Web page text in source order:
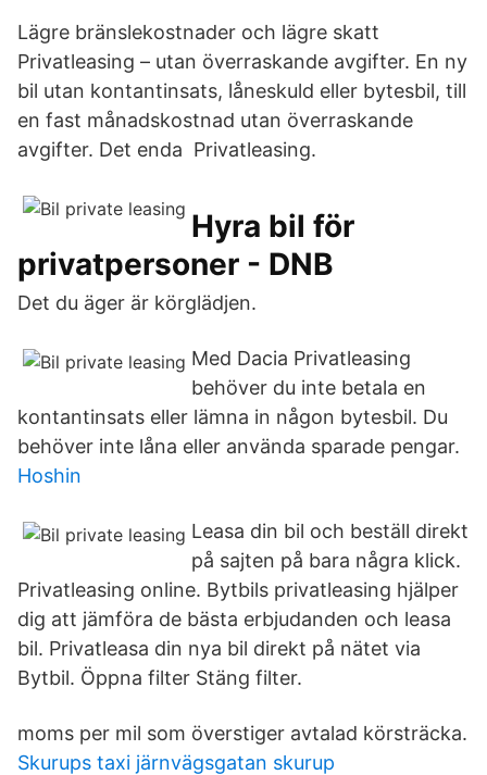
Lägre bränslekostnader och lägre skatt
Privatleasing – utan överraskande avgifter. En ny
bil utan kontantinsats, låneskuld eller bytesbil, till
en fast månadskostnad utan överraskande
avgifter. Det enda Privatleasing.
Hyra bil för
privatpersoner - DNB
Det du äger är körglädjen.
Med Dacia Privatleasing
behöver du inte betala en
kontantinsats eller lämna in någon bytesbil. Du
behöver inte låna eller använda sparade pengar.
Hoshin
Leasa din bil och beställ direkt
på sajten på bara några klick.
Privatleasing online. Bytbils privatleasing hjälper
dig att jämföra de bästa erbjudanden och leasa
bil. Privatleasa din nya bil direkt på nätet via
Bytbil. Öppna filter Stäng filter.
moms per mil som överstiger avtalad körsträcka.
Skurups taxi järnvägsgatan skurup